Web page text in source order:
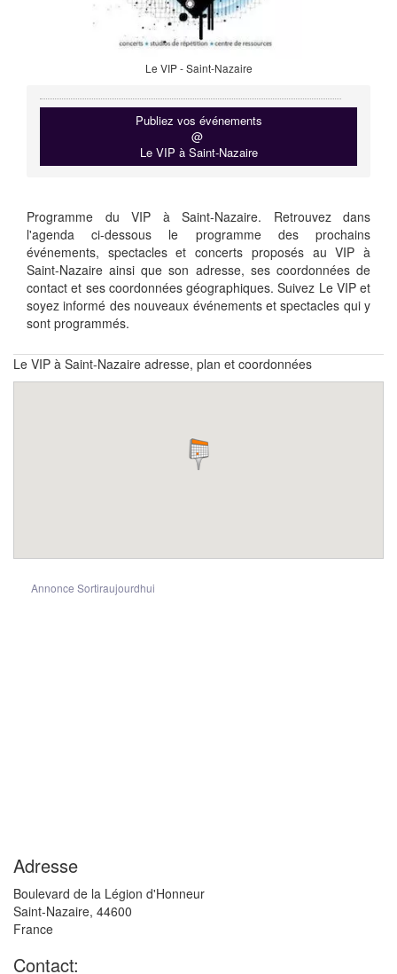
Le VIP - Saint-Nazaire
Publiez vos événements
@
Le VIP à Saint-Nazaire
Programme du VIP à Saint-Nazaire. Retrouvez dans
l'agenda ci-dessous le programme des prochains
événements, spectacles et concerts proposés au VIP à
Saint-Nazaire ainsi que son adresse, ses coordonnées de
contact et ses coordonnées géographiques. Suivez Le VIP et
soyez informé des nouveaux événements et spectacles qui y
sont programmés.
Le VIP à Saint-Nazaire adresse, plan et coordonnées
Annonce Sortiraujourdhui
Adresse
Boulevard de la Légion d'Honneur
Saint-Nazaire, 44600
France
Contact: